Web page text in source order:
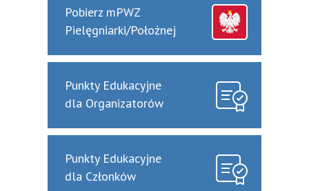
Pobierz mPWZ
Pielęgniarki/Położnej
Punkty Edukacyjne
dla Organizatorów
Punkty Edukacyjne
dla Członków